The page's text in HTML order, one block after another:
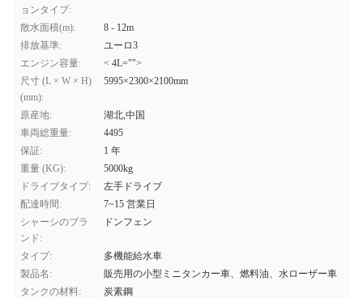
ョンタイプ:
散水面積(m):
8 - 12m
排放基準:
ユーロ3
エンジン容量:
< 4L="">
尺寸 (L × W × H)
(mm):
5995×2300×2100mm
原産地:
湖北,中国
車両総重量:
4495
保証:
1 年
重量 (KG):
5000kg
ドライブタイプ:
左手ドライブ
配達時間:
7~15 営業日
シャーシのブラ
ンド:
ドンフェン
タイプ:
多機能給水車
製品名:
販売用の小型ミニタンカー車、燃料油、水ローザー車
タンクの材料:
炭素鋼